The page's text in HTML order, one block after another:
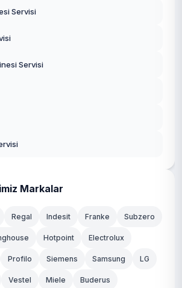
Servisi
Servisi
Markalar
Regal Indesit Franke Subzero
Hotpoint Electrolux
Profilo Siemens Samsung LG
Vestel Miele Buderus